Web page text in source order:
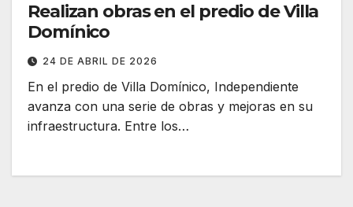
Realizan obras en el predio de Villa
Domínico
24 DE ABRIL DE 2026
En el predio de Villa Domínico, Independiente
avanza con una serie de obras y mejoras en su
infraestructura. Entre los…